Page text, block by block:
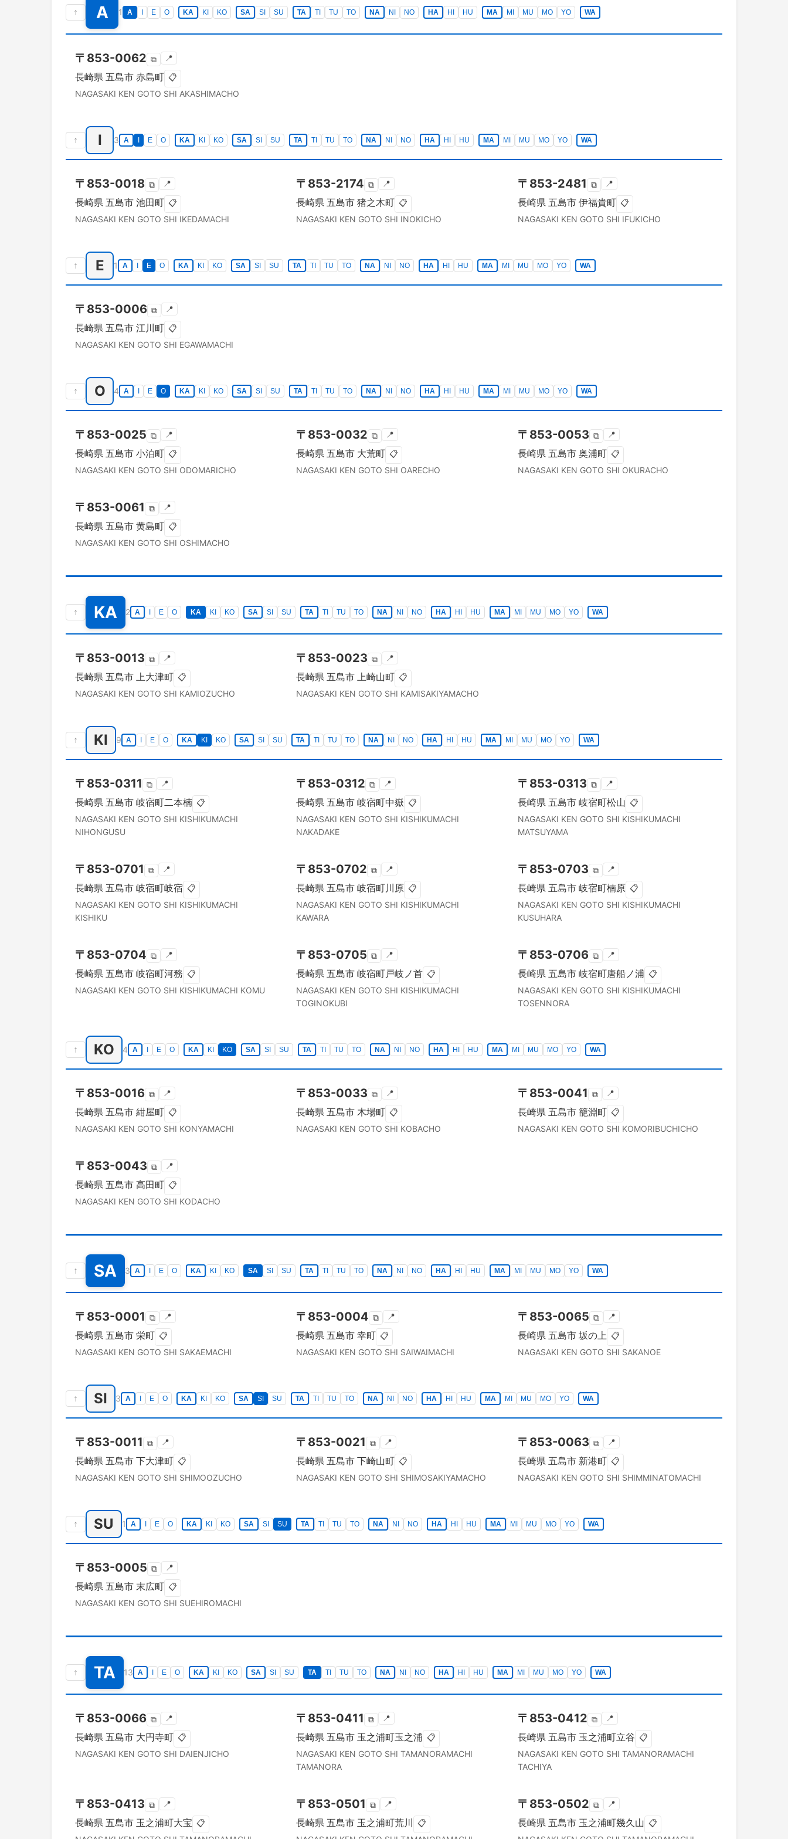
↑ A 1 A E O KA KI KO SA SI SU TA TI TU TO NA NI NO HA HI HU MA MI MU MO YO WA
〒 853-0062 ⧉ 📍
長崎県 五島市 赤島町 📋
NAGASAKI KEN GOTO SHI AKASHIMACHO
↑ I 3 A E O KA KI KO SA SI SU TA TI TU TO NA NI NO HA HI HU MA MI MU MO YO WA
〒 853-0018 ⧉ 📍
長崎県 五島市 池田町 📋
NAGASAKI KEN GOTO SHI IKEDAMACHI
〒 853-2174 ⧉ 📍
長崎県 五島市 猪之木町 📋
NAGASAKI KEN GOTO SHI INOKICHO
〒 853-2481 ⧉ 📍
長崎県 五島市 伊福貴町 📋
NAGASAKI KEN GOTO SHI IFUKICHO
↑ E 1 A E O KA KI KO SA SI SU TA TI TU TO NA NI NO HA HI HU MA MI MU MO YO WA
〒 853-0006 ⧉ 📍
長崎県 五島市 江川町 📋
NAGASAKI KEN GOTO SHI EGAWAMACHI
↑ O 4 A E O KA KI KO SA SI SU TA TI TU TO NA NI NO HA HI HU MA MI MU MO YO WA
〒 853-0025 ⧉ 📍
長崎県 五島市 小泊町 📋
NAGASAKI KEN GOTO SHI ODOMARICHO
〒 853-0032 ⧉ 📍
長崎県 五島市 大荒町 📋
NAGASAKI KEN GOTO SHI OARECHO
〒 853-0053 ⧉ 📍
長崎県 五島市 奥浦町 📋
NAGASAKI KEN GOTO SHI OKURACHO
〒 853-0061 ⧉ 📍
長崎県 五島市 黄島町 📋
NAGASAKI KEN GOTO SHI OSHIMACHO
↑ KA 2 A E O KA KI KO SA SI SU TA TI TU TO NA NI NO HA HI HU MA MI MU MO YO WA
〒 853-0013 ⧉ 📍
長崎県 五島市 上大津町 📋
NAGASAKI KEN GOTO SHI KAMIOZUCHO
〒 853-0023 ⧉ 📍
長崎県 五島市 上崎山町 📋
NAGASAKI KEN GOTO SHI KAMISAKIYAMACHO
↑ KI 9 A E O KA KI KO SA SI SU TA TI TU TO NA NI NO HA HI HU MA MI MU MO YO WA
〒 853-0311 ⧉ 📍
長崎県 五島市 岐宿町二本楠 📋
NAGASAKI KEN GOTO SHI KISHIKUMACHI
NIHONGUSU
〒 853-0312 ⧉ 📍
長崎県 五島市 岐宿町中嶽 📋
NAGASAKI KEN GOTO SHI KISHIKUMACHI
NAKADAKE
〒 853-0313 ⧉ 📍
長崎県 五島市 岐宿町松山 📋
NAGASAKI KEN GOTO SHI KISHIKUMACHI
MATSUYAMA
〒 853-0701 ⧉ 📍
長崎県 五島市 岐宿町岐宿 📋
NAGASAKI KEN GOTO SHI KISHIKUMACHI
KISHIKU
〒 853-0702 ⧉ 📍
長崎県 五島市 岐宿町川原 📋
NAGASAKI KEN GOTO SHI KISHIKUMACHI
KAWARA
〒 853-0703 ⧉ 📍
長崎県 五島市 岐宿町楠原 📋
NAGASAKI KEN GOTO SHI KISHIKUMACHI
KUSUHARA
〒 853-0704 ⧉ 📍
長崎県 五島市 岐宿町河務 📋
NAGASAKI KEN GOTO SHI KISHIKUMACHI KOMU
〒 853-0705 ⧉ 📍
長崎県 五島市 岐宿町戸岐ノ首 📋
NAGASAKI KEN GOTO SHI KISHIKUMACHI
TOGINOKUBI
〒 853-0706 ⧉ 📍
長崎県 五島市 岐宿町唐船ノ浦 📋
NAGASAKI KEN GOTO SHI KISHIKUMACHI
TOSENNORA
↑ KO 4 A E O KA KI KO SA SI SU TA TI TU TO NA NI NO HA HI HU MA MI MU MO YO WA
〒 853-0016 ⧉ 📍
長崎県 五島市 紺屋町 📋
NAGASAKI KEN GOTO SHI KONYAMACHI
〒 853-0033 ⧉ 📍
長崎県 五島市 木場町 📋
NAGASAKI KEN GOTO SHI KOBACHO
〒 853-0041 ⧉ 📍
長崎県 五島市 籠淵町 📋
NAGASAKI KEN GOTO SHI KOMORIBUCHICHO
〒 853-0043 ⧉ 📍
長崎県 五島市 高田町 📋
NAGASAKI KEN GOTO SHI KODACHO
↑ SA 3 A E O KA KI KO SA SI SU TA TI TU TO NA NI NO HA HI HU MA MI MU MO YO WA
〒 853-0001 ⧉ 📍
長崎県 五島市 栄町 📋
NAGASAKI KEN GOTO SHI SAKAEMACHI
〒 853-0004 ⧉ 📍
長崎県 五島市 幸町 📋
NAGASAKI KEN GOTO SHI SAIWAIMACHI
〒 853-0065 ⧉ 📍
長崎県 五島市 坂の上 📋
NAGASAKI KEN GOTO SHI SAKANOE
↑ SI 3 A E O KA KI KO SA SI SU TA TI TU TO NA NI NO HA HI HU MA MI MU MO YO WA
〒 853-0011 ⧉ 📍
長崎県 五島市 下大津町 📋
NAGASAKI KEN GOTO SHI SHIMOOZUCHO
〒 853-0021 ⧉ 📍
長崎県 五島市 下崎山町 📋
NAGASAKI KEN GOTO SHI SHIMOSAKIYAMACHO
〒 853-0063 ⧉ 📍
長崎県 五島市 新港町 📋
NAGASAKI KEN GOTO SHI SHIMMINATOMACHI
↑ SU 1 A E O KA KI KO SA SI SU TA TI TU TO NA NI NO HA HI HU MA MI MU MO YO WA
〒 853-0005 ⧉ 📍
長崎県 五島市 末広町 📋
NAGASAKI KEN GOTO SHI SUEHIROMACHI
↑ TA 13 A E O KA KI KO SA SI SU TA TI TU TO NA NI NO HA HI HU MA MI MU MO YO WA
〒 853-0066 ⧉ 📍
長崎県 五島市 大円寺町 📋
NAGASAKI KEN GOTO SHI DAIENJICHO
〒 853-0411 ⧉ 📍
長崎県 五島市 玉之浦町玉之浦 📋
NAGASAKI KEN GOTO SHI TAMANORAMACHI
TAMANORA
〒 853-0412 ⧉ 📍
長崎県 五島市 玉之浦町立谷 📋
NAGASAKI KEN GOTO SHI TAMANORAMACHI
TACHIYA
〒 853-0413 ⧉ 📍
長崎県 五島市 玉之浦町大宝 📋
〒 853-0501 ⧉ 📍
長崎県 五島市 玉之浦町荒川 📋
〒 853-0502 ⧉ 📍
長崎県 五島市 玉之浦町幾久山 📋